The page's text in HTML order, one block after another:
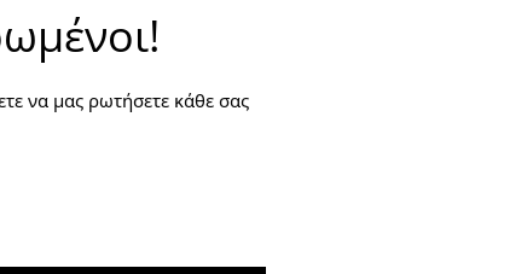
να μας ρωτήσετε κάθε σας